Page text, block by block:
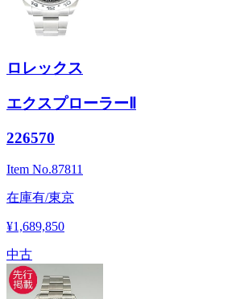
ロレックス
エクスプローラーⅡ
226570
Item No.87811
在庫有/東京
¥1,689,850
中古